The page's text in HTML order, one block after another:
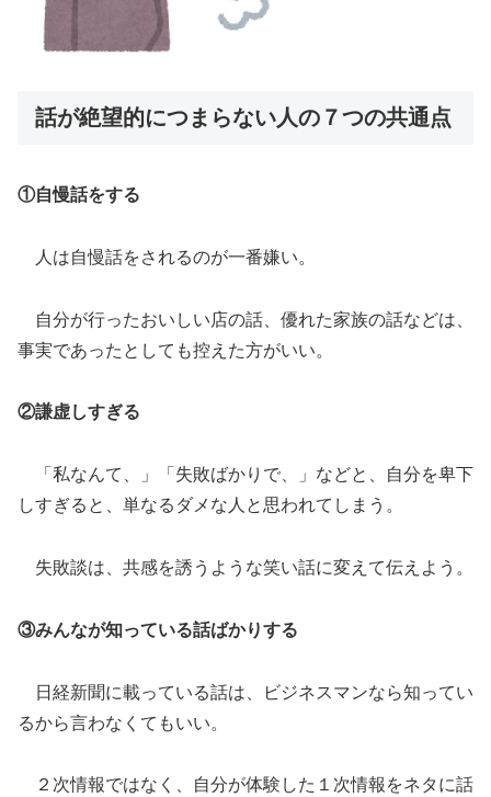
話が絶望的につまらない人の７つの共通点
①自慢話をする
人は自慢話をされるのが一番嫌い。
自分が行ったおいしい店の話、優れた家族の話などは、
事実であったとしても控えた方がいい。
②謙虚しすぎる
「私なんて、」「失敗ばかりで、」などと、自分を卑下
しすぎると、単なるダメな人と思われてしまう。
失敗談は、共感を誘うような笑い話に変えて伝えよう。
③みんなが知っている話ばかりする
日経新聞に載っている話は、ビジネスマンなら知ってい
るから言わなくてもいい。
２次情報ではなく、自分が体験した１次情報をネタに話